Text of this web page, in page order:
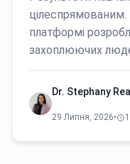
цілеспрямованим.
платформі
захоплюючих
Dr. Stephany Rea
29 Липня, 2026•